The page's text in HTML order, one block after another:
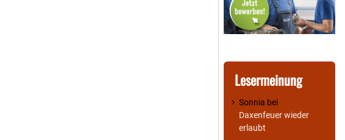
Lesermeinung
Sonnia bei
Daxenfeuer wieder
erlaubt